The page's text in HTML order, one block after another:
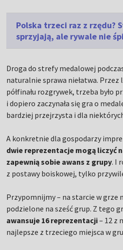
Polska trzeci raz z rzędu?
sprzyjają, ale rywale nie
Droga do strefy medalowej
naturalnie sprawa niełatwa. Przez
półfinału rozgrywek, trzeba było
i dopiero zaczynała się gra o
bardziej przejrzysta i dla
A konkretnie dla gospodarzy
dwie reprezentacje mogą liczyć
zapewnią sobie awans z grupy. I
z postawy boiskowej, tylko
Przypomnijmy – na starcie w grze
podzielone na sześć grup. Z tego
awansuje 16 reprezentacji– 12 z
najlepsze z trzeciego miejsca w